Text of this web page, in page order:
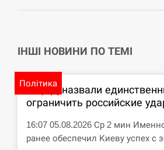
СЕРПЕНЬ
12:23
Силы обороны поразили
переправу, склады и другие
СЕРПЕНЬ
ІНШІ НОВИНИ ПО ТЕМІ
Політика
В ЦПД назвали
ограничить российские
16:07 05.08.2026 Ср 2 мин
ранее обеспечил Киеву успех